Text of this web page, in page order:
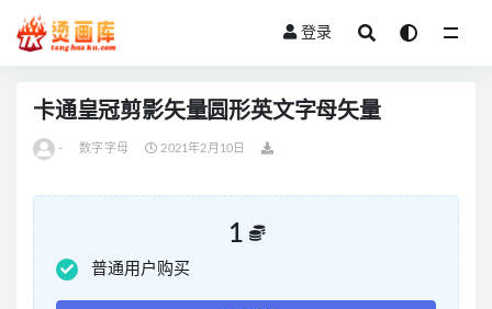
登录
卡通皇冠剪影矢量圆形英文字母矢量
- 数字字母 2021年2月10日
1
普通用户购买